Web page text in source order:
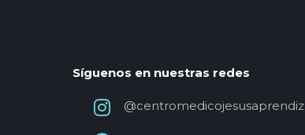
Síguenos en nuestras redes
@centromedicojesusaprendiz